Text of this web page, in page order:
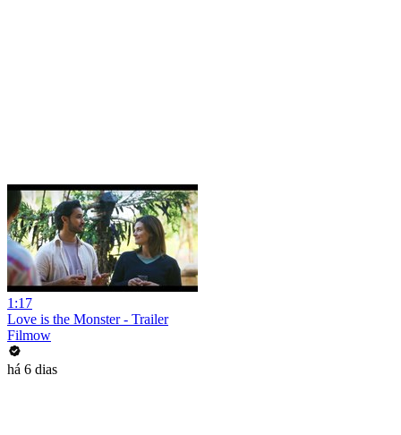
1:17
Love is the Monster - Trailer
Filmow
há 6 dias